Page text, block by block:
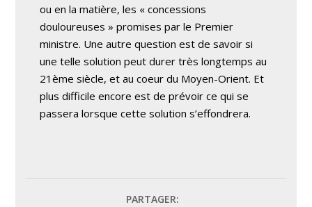
ou en la matière, les « concessions
douloureuses » promises par le Premier
ministre. Une autre question est de savoir si
une telle solution peut durer très longtemps au
21ème siècle, et au coeur du Moyen-Orient. Et
plus difficile encore est de prévoir ce qui se
passera lorsque cette solution s’effondrera.
PARTAGER: